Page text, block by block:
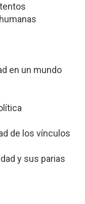
en un mundo
de los vínculos
y sus parias